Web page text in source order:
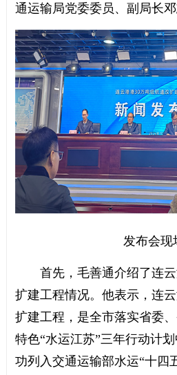
通运输局党委委员、副局长邓
发布会现
首先，毛善通介绍了连云
扩建工程情况。他表示，连
扩建工程，是全市落实省委
特色“水运江苏”三年行动计
功列入交通运输部水运“十四